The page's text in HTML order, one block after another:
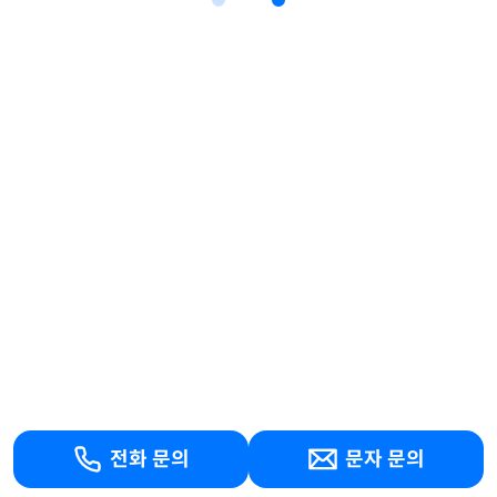
전화 문의 문자 문의